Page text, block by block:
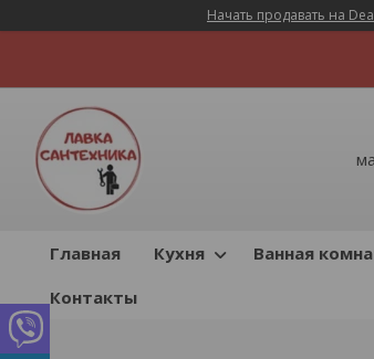
Начать продавать на
Главная Кухня Ванная
Контакты